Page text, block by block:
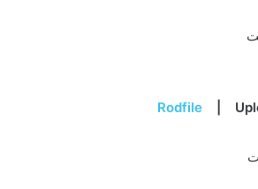
Rodfile |